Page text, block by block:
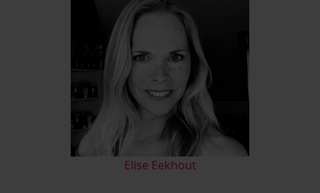
Elise Eekhout